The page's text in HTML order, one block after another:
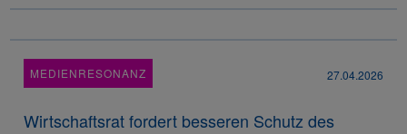
MEDIENRESONANZ 27.04.2026
Wirtschaftsrat fordert besseren Schutz des